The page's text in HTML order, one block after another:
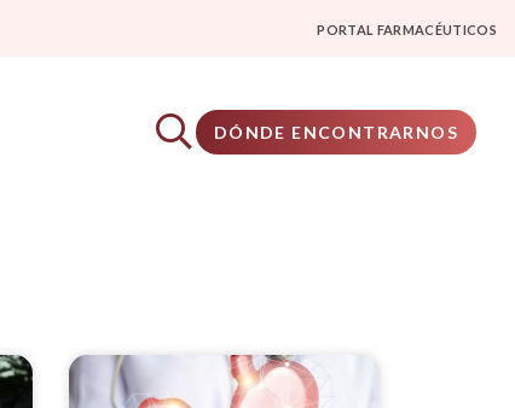
PORTAL FARMACÉUTICOS
DÓNDE ENCONTRARNOS